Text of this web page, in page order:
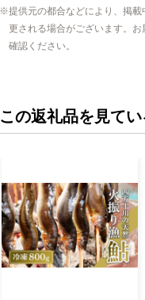
提供元の都合などにより、掲
更される場合がございます。
確認ください。
この返礼品を見て